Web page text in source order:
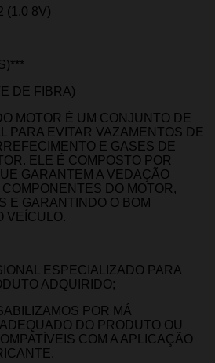
(1.0 8V)
DE FIBRA)
MOTOR É UM CONJUNTO DE
PARA EVITAR VAZAMENTOS DE
E GASES DE
ELE É COMPOSTO POR
GARANTEM A VEDAÇÃO
DO MOTOR,
E GARANTINDO O BOM
VEÍCULO.
ESPECIALIZADO PARA
ADQUIRIDO;
POR MÁ
DO PRODUTO OU
COM A APLICAÇÃO